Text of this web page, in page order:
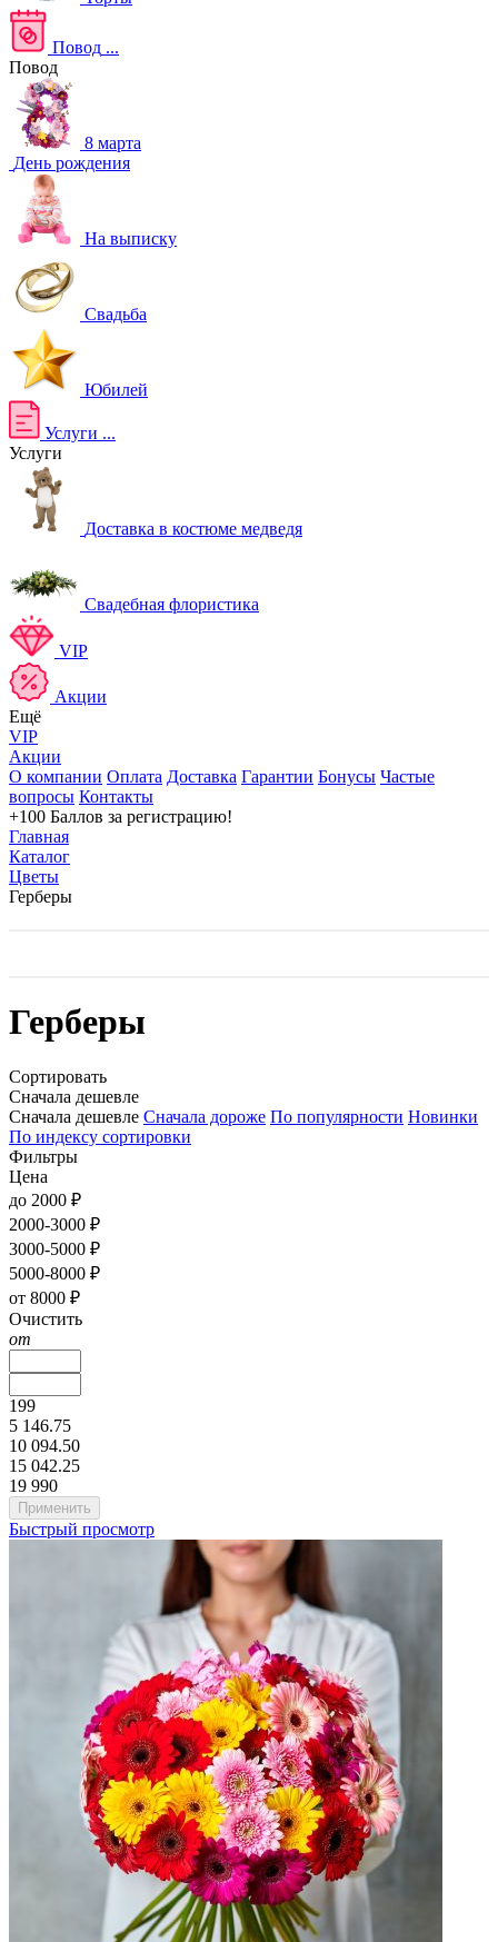
Повод ...
Повод
8 марта
День рождения
На выписку
Свадьба
Юбилей
Услуги ...
Услуги
Доставка в костюме медведя
Свадебная флористика
VIP
Акции
Ещё
VIP
Акции
О компании Оплата Доставка Гарантии Бонусы Частые
вопросы Контакты
+100 Баллов за регистрацию!
Главная
Каталог
Цветы
Герберы
Герберы
Сортировать
Сначала дешевле
Сначала дешевле Сначала дороже По популярности Новинки
По индексу сортировки
Фильтры
Цена
до 2000 ₽
2000-3000 ₽
3000-5000 ₽
5000-8000 ₽
от 8000 ₽
Очистить
от
199
5 146.75
10 094.50
15 042.25
19 990
Быстрый просмотр